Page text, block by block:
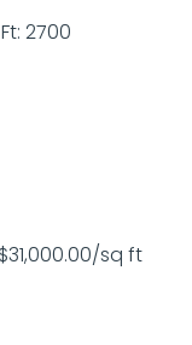
2700
$31,000.00/sq ft